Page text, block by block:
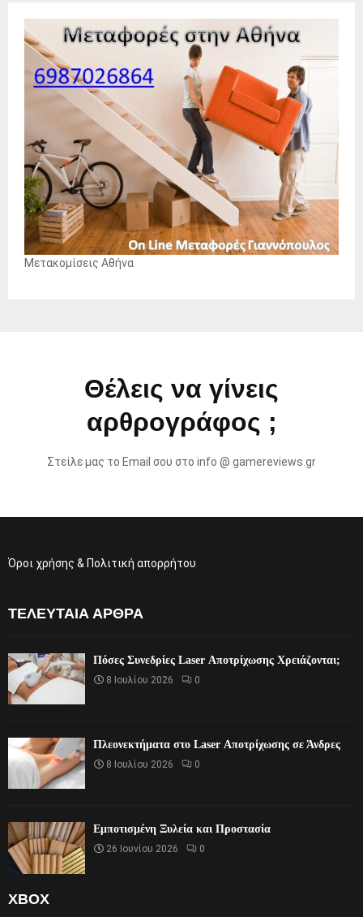
Μετακομίσεις Αθήνα
Θέλεις να γίνεις
αρθρογράφος ;
Στείλε μας το Email σου στο info @ gamereviews.gr
Όροι χρήσης & Πολιτική απορρήτου
ΤΕΛΕΥΤΑΊΑ ΆΡΘΡΑ
Πόσες Συνεδρίες Laser Αποτρίχωσης Χρειάζονται;
8 Ιουλίου 2026 0
Πλεονεκτήματα στο Laser Αποτρίχωσης σε Άνδρες
8 Ιουλίου 2026 0
Εμποτισμένη Ξυλεία και Προστασία
26 Ιουνίου 2026 0
XBOX